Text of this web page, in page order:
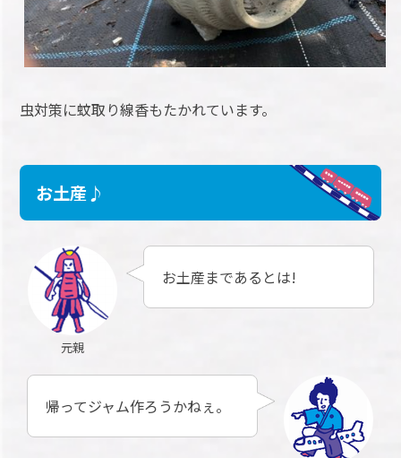
虫対策に蚊取り線香もたかれています。
お土産♪
元親
お土産まであるとは!
帰ってジャム作ろうかねぇ。